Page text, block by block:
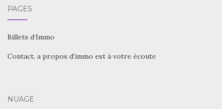
PAGES
Billets d’Immo
Contact, a propos d’immo est à votre écoute
NUAGE